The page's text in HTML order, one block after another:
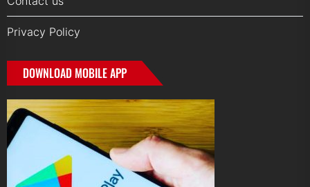
Privacy Policy
DOWNLOAD MOBILE APP